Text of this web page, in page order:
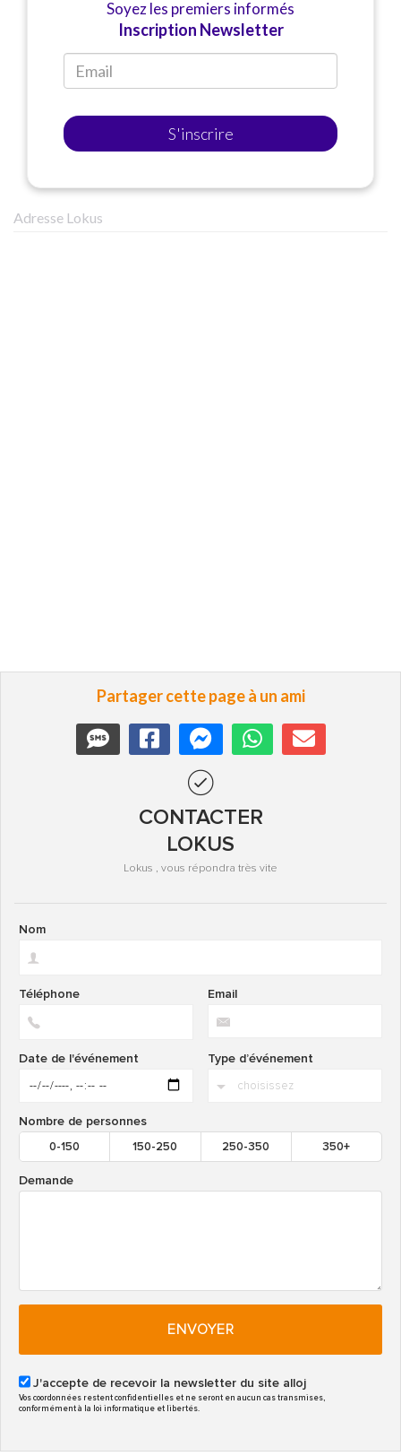
Soyez les premiers informés
Inscription Newsletter
S'inscrire
Adresse Lokus
Partager cette page à un ami
CONTACTER
LOKUS
Lokus , vous répondra très vite
Nom
Email
Téléphone
Type d’événement
Date de l'événement
Nombre de personnes
0-150 150-250 250-350 350+
Demande
ENVOYER
J'accepte de recevoir la newsletter du site alloj
Vos coordonnées restent confidentielles et ne seront en aucun cas transmises,
conformément à la loi informatique et libertés.